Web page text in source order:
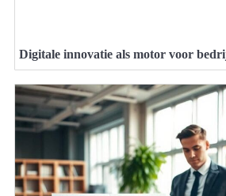
Digitale innovatie als motor voor